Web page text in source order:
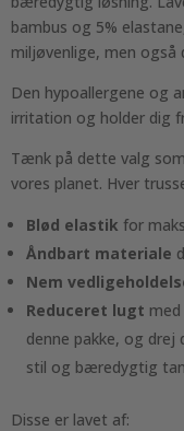
bambus og 5%
miljøvenlige, men også
Den hypoallergene og
irritation og holder dig
Tænk på dette valg
vores planet. Hver
Blød elastik for
Åndbart materiale
Nem
Reduceret lugt
denne pakke, og
stil og bæredygtig
Disse er lavet af: